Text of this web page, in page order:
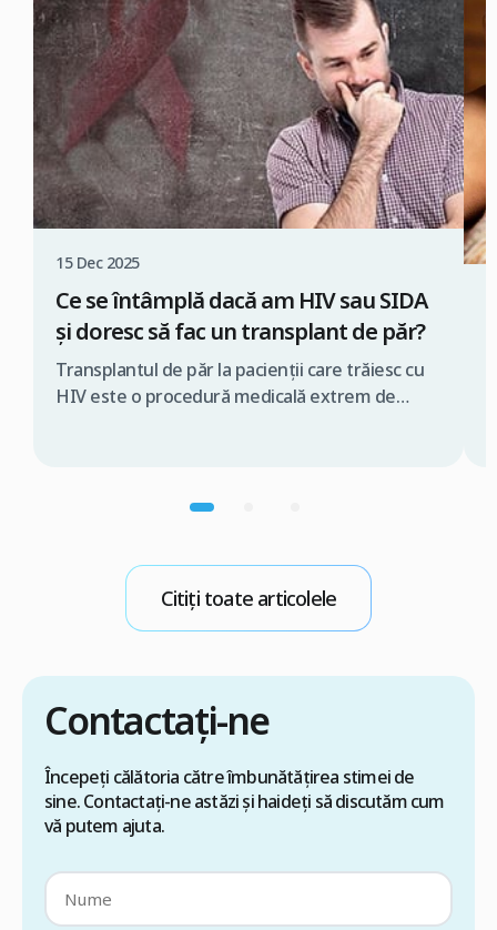
15 Dec 2025
Ce se întâmplă dacă am HIV sau SIDA
și doresc să fac un transplant de păr?
Transplantul de păr la pacienții care trăiesc cu
HIV este o procedură medicală extrem de
transmiterii virusului în timpul intervenției
Citiți toate articolele
Contactați-ne
Începeți călătoria către îmbunătățirea stimei de
sine. Contactați-ne astăzi și haideți să discutăm cum
vă putem ajuta.